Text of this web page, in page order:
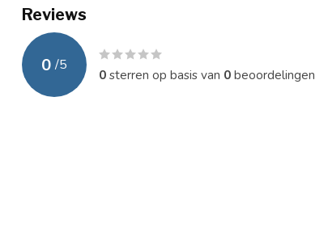
Reviews
0 /5
0sterren op basis van 0beoordelingen